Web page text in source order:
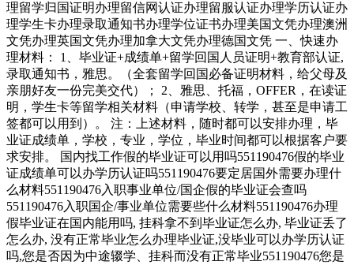
理留学归国证明办理留信网认证办理留服认证办理学历认证办
理学生卡办理录取通知书办理学位证书办理美国文凭办理澳洲
文凭办理英国文凭办理加拿大文凭办理德国文凭 一、快速办
理材料： 1、毕业证+成绩单+留学回国人员证明+教育部认证,
录取通知书，雅思。（全套留学回国必备证明材料，给父母及
亲朋好友一份完美交代）； 2、雅思、托福，OFFER，在读证
明，学生卡等留学相关材料（申请学校、转学，甚至是申请工
签都可以用到）。 注：上述材料，随时都可以安排办理，毕
业证成绩单，学校，专业，学位，毕业时间都可以根据客户要
求安排。 国内找工作假的毕业证可以用吗551190476假的毕业
证成绩单可以办学历认证吗551190476要定居国外需要办理什
么材料551190476入职事业单位/国企假的毕业证会查吗
551190476入职国企/事业单位需要些什么材料551190476办理
假毕业证在国内能用吗, 挂科拿不到毕业证怎么办, 毕业证丢了
怎么办, 没有正常毕业怎么办理毕业证,没毕业可以办学历认证
吗,您是否因为中途辍学、挂科而没有正常毕业551190476您是